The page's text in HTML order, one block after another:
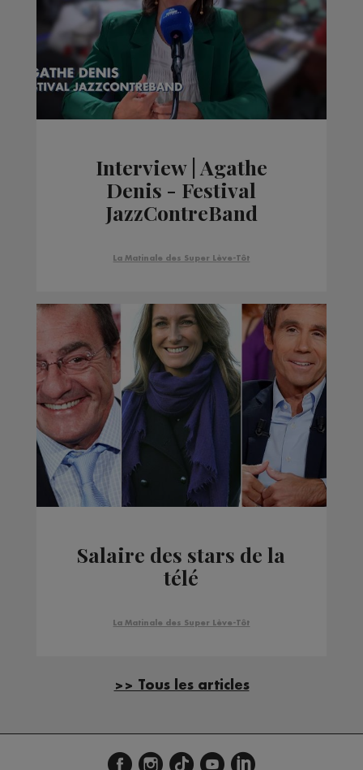
Interview | Agathe
Denis - Festival
JazzContreBand
La Matinale des Super Lève-Tôt
Salaire des stars de la
télé
La Matinale des Super Lève-Tôt
>> Tous les articles